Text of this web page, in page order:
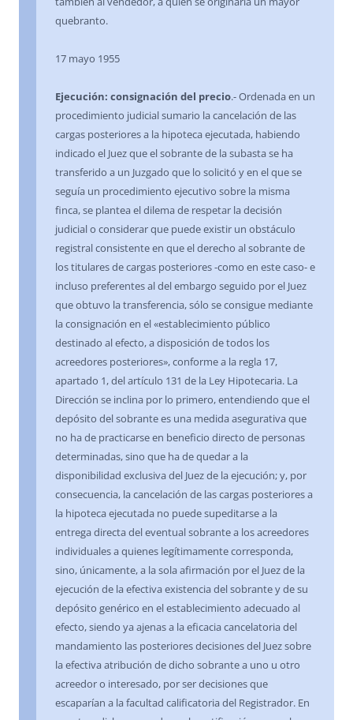
quebranto.
17 mayo 1955
Ejecución: consignación del precio.- Ordenada en un
procedimiento judicial sumario la cancelación de las
cargas posteriores a la hipoteca ejecutada, habiendo
indicado el Juez que el sobrante de la subasta se ha
transferido a un Juzgado que lo solicitó y en el que se
seguía un procedimiento ejecutivo sobre la misma
finca, se plantea el dilema de respetar la decisión
judicial o considerar que puede existir un obstáculo
registral consistente en que el derecho al sobrante de
los titulares de cargas posteriores -como en este caso- e
incluso preferentes al del embargo seguido por el Juez
que obtuvo la transferencia, sólo se consigue mediante
la consignación en el «establecimiento público
destinado al efecto, a disposición de todos los
acreedores posteriores», conforme a la regla 17,
apartado 1, del artículo 131 de la Ley Hipotecaria. La
Dirección se inclina por lo primero, entendiendo que el
depósito del sobrante es una medida asegurativa que
no ha de practicarse en beneficio directo de personas
determinadas, sino que ha de quedar a la
disponibilidad exclusiva del Juez de la ejecución; y, por
consecuencia, la cancelación de las cargas posteriores a
la hipoteca ejecutada no puede supeditarse a la
entrega directa del eventual sobrante a los acreedores
individuales a quienes legítimamente corresponda,
sino, únicamente, a la sola afirmación por el Juez de la
ejecución de la efectiva existencia del sobrante y de su
depósito genérico en el establecimiento adecuado al
efecto, siendo ya ajenas a la eficacia cancelatoria del
mandamiento las posteriores decisiones del Juez sobre
la efectiva atribución de dicho sobrante a uno u otro
acreedor o interesado, por ser decisiones que
escaparían a la facultad calificatoria del Registrador. En